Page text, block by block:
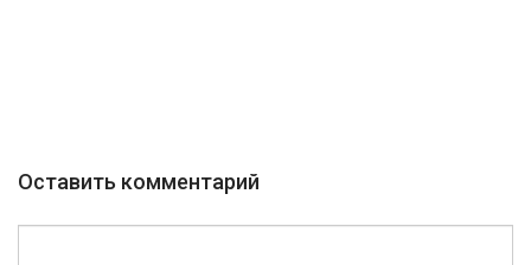
Оставить комментарий